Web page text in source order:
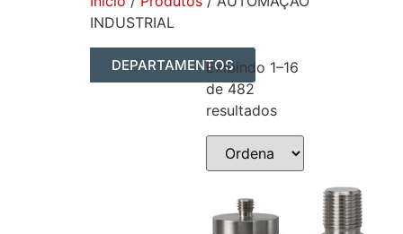
INDUSTRIAL
DEPARTAMENTOSExibindo 1–16
de 482
resultados